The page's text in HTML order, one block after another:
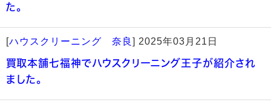
た。
[ハウスクリーニング 奈良 ] 2025年03月21日
買取本舗七福神でハウスクリーニング王子が紹介され
ました。